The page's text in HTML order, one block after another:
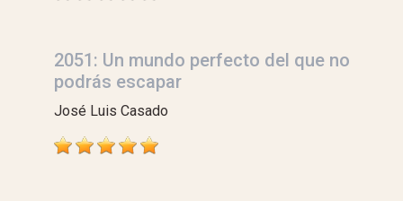
2051: Un mundo perfecto del que no
podrás escapar
José Luis Casado